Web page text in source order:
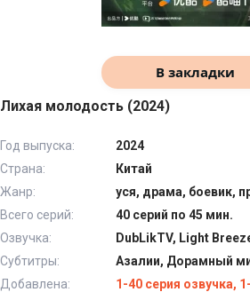
В закладки
Лихая молодость (2024)
Год выпуска:
2024
Страна:
Китай
Жанр:
уся, драма, боевик,
Всего серий:
40 серий по 45 мин.
Озвучка:
DubLikTV, Light
Субтитры:
Азалии, Дорамный
Добавлена:
1-40 серия озвучка,